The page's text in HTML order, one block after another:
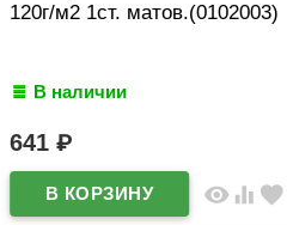
120г/м2 1ст. матов.(0102003)
В наличии
641 ₽
visibility equalizer favorite